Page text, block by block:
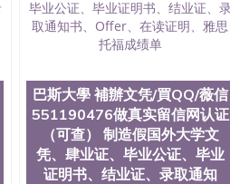
巴斯大學 補辦文凭/買QQ/薇信
551190476做真实留信网认证
（可查） 制造假国外大学文
凭、肆业证、毕业公证、毕业
证明书、结业证、录取通知